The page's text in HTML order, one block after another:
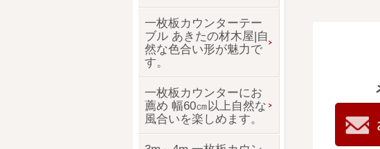
一枚板カウンターテー
ブル あきたの材木屋|自
然な色合い形が魅力で
す。
一枚板カウンターにお
薦め 幅60㎝以上自然な
風合いを楽しめます。